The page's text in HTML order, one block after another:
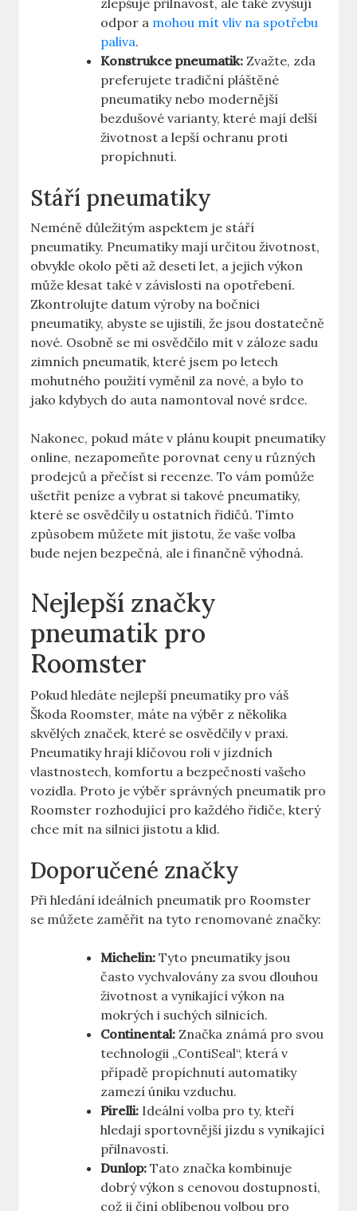
zlepšuje přilnavost, ale také zvyšují
odpor a mohou mít vliv na spotřebu
paliva.
Konstrukce pneumatik: Zvažte, zda
preferujete tradiční pláštěné
pneumatiky nebo modernější
bezdušové varianty, které mají delší
životnost a lepší ochranu proti
propíchnutí.
Stáří pneumatiky
Neméně důležitým aspektem je stáří
pneumatiky. Pneumatiky mají určitou životnost,
obvykle okolo pěti až deseti let, a jejich výkon
může klesat také v závislosti na opotřebení.
Zkontrolujte datum výroby na bočnici
pneumatiky, abyste se ujistili, že jsou dostatečně
nové. Osobně se mi osvědčilo mít v záloze sadu
zimních pneumatik, které jsem po letech
mohutného použití vyměnil za nové, a bylo to
jako kdybych do auta namontoval nové srdce.
Nakonec, pokud máte v plánu koupit pneumatiky
online, nezapomeňte porovnat ceny u různých
prodejců a přečíst si recenze. To vám pomůže
ušetřit peníze a vybrat si takové pneumatiky,
které se osvědčily u ostatních řidičů. Tímto
způsobem můžete mít jistotu, že vaše volba
bude nejen bezpečná, ale i finančně výhodná.
Nejlepší značky
pneumatik pro
Roomster
Pokud hledáte nejlepší pneumatiky pro váš
Škoda Roomster, máte na výběr z několika
skvělých značek, které se osvědčily v praxi.
Pneumatiky hrají klíčovou roli v jízdních
vlastnostech, komfortu a bezpečnosti vašeho
vozidla. Proto je výběr správných pneumatik pro
Roomster rozhodující pro každého řidiče, který
chce mít na silnici jistotu a klid.
Doporučené značky
Při hledání ideálních pneumatik pro Roomster
se můžete zaměřit na tyto renomované značky:
Michelin: Tyto pneumatiky jsou
často vychvalovány za svou dlouhou
životnost a vynikající výkon na
mokrých i suchých silnicích.
Continental: Značka známá pro svou
technologii „ContiSeal“, která v
případě propíchnutí automatiky
zamezí úniku vzduchu.
Pirelli: Ideální volba pro ty, kteří
hledají sportovnější jízdu s vynikající
přilnavostí.
Dunlop: Tato značka kombinuje
dobrý výkon s cenovou dostupností,
což ji činí oblíbenou volbou pro